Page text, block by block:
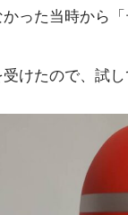
った当時から
けたので、試